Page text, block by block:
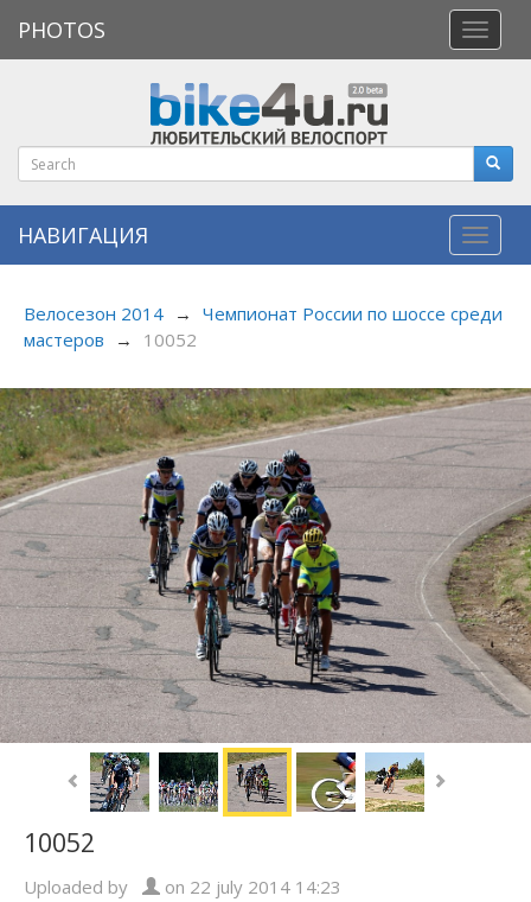
меню
PHOTOS
НАВИГАЦИЯ
Велосезон 2014 → Чемпионат России по шоссе среди
мастеров
→ 10052
10052
Uploaded by on 22 july 2014 14:23